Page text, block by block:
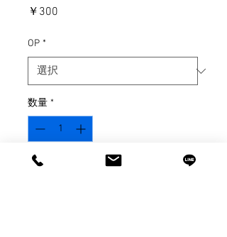
￥300
OP *
数量 *